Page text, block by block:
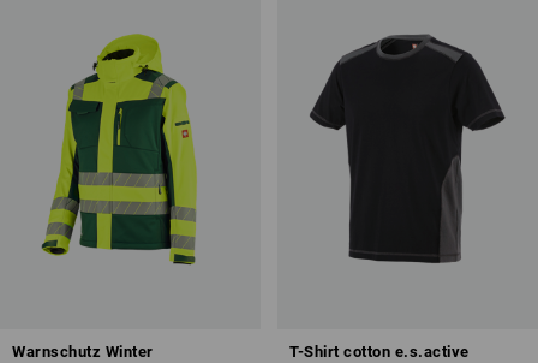
Warnschutz Winter
T-Shirt cotton e.s.active